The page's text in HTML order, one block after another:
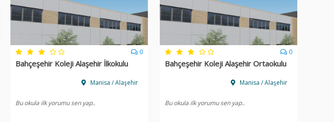
0
Bahçeşehir Koleji Alaşehir İlkokulu
Manisa / Alaşehir
Bu okula ilk yorumu sen yap..
0
Bahçeşehir Koleji Alaşehir Ortaokulu
Manisa / Alaşehir
Bu okula ilk yorumu sen yap..